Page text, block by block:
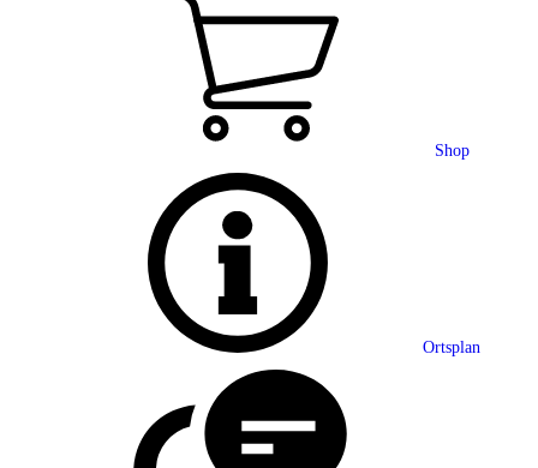
Shop
Ortsplan
Grußwort
Ortsplan
Partnerschaft
Statistik
Mitteilungsblatt